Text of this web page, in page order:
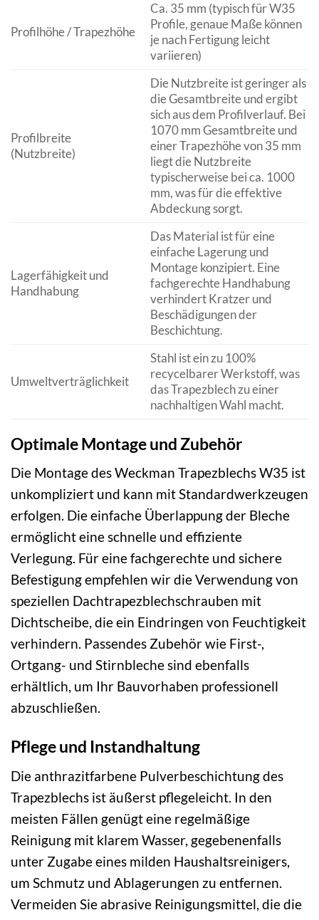
Profilhöhe / Trapezhöhe
Ca. 35 mm (typisch für W35
Profile, genaue Maße können
je nach Fertigung leicht
variieren)
Profilbreite
(Nutzbreite)
Die Nutzbreite ist geringer als
die Gesamtbreite und ergibt
sich aus dem Profilverlauf. Bei
1070 mm Gesamtbreite und
einer Trapezhöhe von 35 mm
liegt die Nutzbreite
typischerweise bei ca. 1000
mm, was für die effektive
Abdeckung sorgt.
Lagerfähigkeit und
Handhabung
Das Material ist für eine
einfache Lagerung und
Montage konzipiert. Eine
fachgerechte Handhabung
verhindert Kratzer und
Beschädigungen der
Beschichtung.
Umweltverträglichkeit
Stahl ist ein zu 100%
recycelbarer Werkstoff, was
das Trapezblech zu einer
nachhaltigen Wahl macht.
Optimale Montage und Zubehör
Die Montage des Weckman Trapezblechs W35 ist
unkompliziert und kann mit Standardwerkzeugen
erfolgen. Die einfache Überlappung der Bleche
ermöglicht eine schnelle und effiziente
Verlegung. Für eine fachgerechte und sichere
Befestigung empfehlen wir die Verwendung von
speziellen Dachtrapezblechschrauben mit
Dichtscheibe, die ein Eindringen von Feuchtigkeit
verhindern. Passendes Zubehör wie First-,
Ortgang- und Stirnbleche sind ebenfalls
erhältlich, um Ihr Bauvorhaben professionell
abzuschließen.
Pflege und Instandhaltung
Die anthrazitfarbene Pulverbeschichtung des
Trapezblechs ist äußerst pflegeleicht. In den
meisten Fällen genügt eine regelmäßige
Reinigung mit klarem Wasser, gegebenenfalls
unter Zugabe eines milden Haushaltsreinigers,
um Schmutz und Ablagerungen zu entfernen.
Vermeiden Sie abrasive Reinigungsmittel, die die